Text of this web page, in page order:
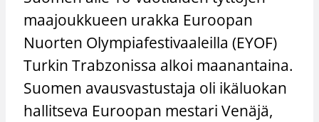
maajoukkueen urakka Euroopan
Nuorten Olympiafestivaaleilla (EYOF)
Turkin Trabzonissa alkoi maanantaina.
Suomen avausvastustaja oli ikäluokan
hallitseva Euroopan mestari Venäjä,